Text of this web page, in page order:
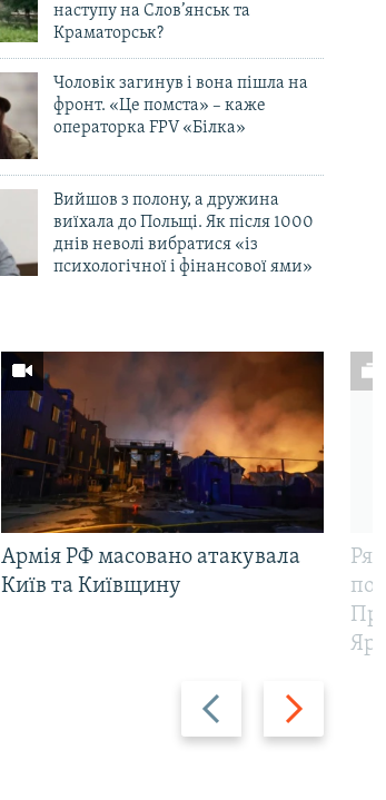
наступу на Слов’янськ та
Краматорськ?
Чоловік загинув і вона пішла на
фронт. «Це помста» – каже
операторка FPV «Білка»
Вийшов з полону, а дружина
виїхала до Польщі. Як після 1000
днів неволі вибратися «із
психологічної і фінансової ями»
Назад Вперед
Армія РФ масовано атакувала
Київ та Київщину